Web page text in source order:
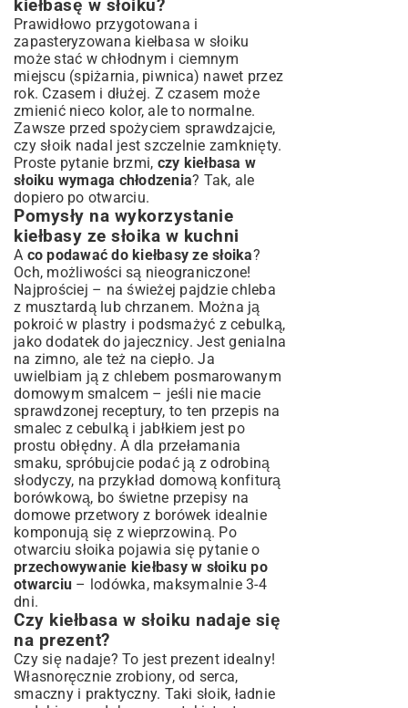
kiełbasę w słoiku?
Prawidłowo przygotowana i
zapasteryzowana kiełbasa w słoiku
może stać w chłodnym i ciemnym
miejscu (spiżarnia, piwnica) nawet przez
rok. Czasem i dłużej. Z czasem może
zmienić nieco kolor, ale to normalne.
Zawsze przed spożyciem sprawdzajcie,
czy słoik nadal jest szczelnie zamknięty.
Proste pytanie brzmi, czy kiełbasa w
słoiku wymaga chłodzenia? Tak, ale
dopiero po otwarciu.
Pomysły na wykorzystanie
kiełbasy ze słoika w kuchni
A co podawać do kiełbasy ze słoika?
Och, możliwości są nieograniczone!
Najprościej – na świeżej pajdzie chleba
z musztardą lub chrzanem. Można ją
pokroić w plastry i podsmażyć z cebulką,
jako dodatek do jajecznicy. Jest genialna
na zimno, ale też na ciepło. Ja
uwielbiam ją z chlebem posmarowanym
domowym smalcem – jeśli nie macie
sprawdzonej receptury, to ten przepis na
smalec z cebulką i jabłkiem jest po
prostu obłędny. A dla przełamania
smaku, spróbujcie podać ją z odrobiną
słodyczy, na przykład domową konfiturą
borówkową, bo świetne przepisy na
domowe przetwory z borówek idealnie
komponują się z wieprzowiną. Po
otwarciu słoika pojawia się pytanie o
przechowywanie kiełbasy w słoiku po
otwarciu – lodówka, maksymalnie 3-4
dni.
Czy kiełbasa w słoiku nadaje się
na prezent?
Czy się nadaje? To jest prezent idealny!
Własnoręcznie zrobiony, od serca,
smaczny i praktyczny. Taki słoik, ładnie